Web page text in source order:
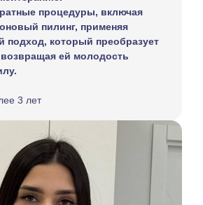
процедуры, включая
пилинг, применяя
подход, который преобразует
возвращая ей молодость
3 лет